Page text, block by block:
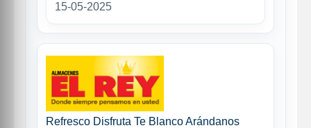
15-05-2025
Refresco Disfruta Te Blanco Arándanos